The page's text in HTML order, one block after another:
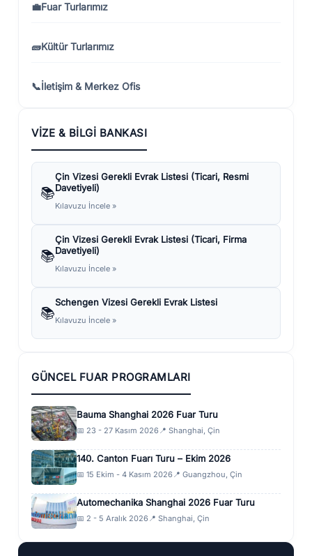
💼Fuar Turlarımız
🧱Kültür Turlarımız
📞İletişim & Merkez Ofis
VIZE & BILGI BANKASI
📚
Çin Vizesi Gerekli Evrak Listesi (Ticari, Resmi
Davetiyeli)
Kılavuzu İncele »
📚
Çin Vizesi Gerekli Evrak Listesi (Ticari, Firma
Davetiyeli)
Kılavuzu İncele »
📚
Schengen Vizesi Gerekli Evrak Listesi
Kılavuzu İncele »
GÜNCEL FUAR PROGRAMLARI
Bauma Shanghai 2026 Fuar Turu
📅 23 - 27 Kasım 2026 📍 Shanghai, Çin
140. Canton Fuarı Turu – Ekim 2026
📅 15 Ekim - 4 Kasım 2026 📍 Guangzhou, Çin
Automechanika Shanghai 2026 Fuar Turu
📅 2 - 5 Aralık 2026 📍 Shanghai, Çin